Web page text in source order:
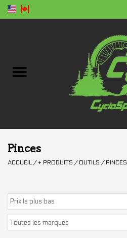
Vélos
Vêtements
Soldes
Pinces
ACCUEIL /+ PRODUITS / OUTILS / PINCES